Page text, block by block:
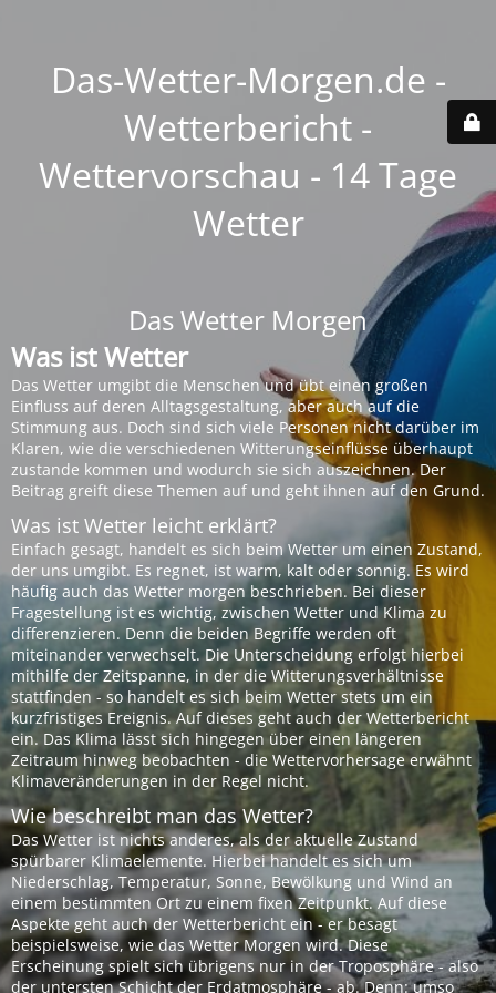
Das-Wetter-Morgen.de -
Wetterbericht -
Wettervorschau - 14 Tage
Wetter
Das Wetter Morgen
Was ist Wetter
Das Wetter umgibt die Menschen und übt einen großen
Einfluss auf deren Alltagsgestaltung, aber auch auf die
Stimmung aus. Doch sind sich viele Personen nicht darüber im
Klaren, wie die verschiedenen Witterungseinflüsse überhaupt
zustande kommen und wodurch sie sich auszeichnen. Der
Beitrag greift diese Themen auf und geht ihnen auf den Grund.
Was ist Wetter leicht erklärt?
Einfach gesagt, handelt es sich beim Wetter um einen Zustand,
der uns umgibt. Es regnet, ist warm, kalt oder sonnig. Es wird
häufig auch das Wetter morgen beschrieben. Bei dieser
Fragestellung ist es wichtig, zwischen Wetter und Klima zu
differenzieren. Denn die beiden Begriffe werden oft
miteinander verwechselt. Die Unterscheidung erfolgt hierbei
mithilfe der Zeitspanne, in der die Witterungsverhältnisse
stattfinden - so handelt es sich beim Wetter stets um ein
kurzfristiges Ereignis. Auf dieses geht auch der Wetterbericht
ein. Das Klima lässt sich hingegen über einen längeren
Zeitraum hinweg beobachten - die Wettervorhersage erwähnt
Klimaveränderungen in der Regel nicht.
Wie beschreibt man das Wetter?
Das Wetter ist nichts anderes, als der aktuelle Zustand
spürbarer Klimaelemente. Hierbei handelt es sich um
Niederschlag, Temperatur, Sonne, Bewölkung und Wind an
einem bestimmten Ort zu einem fixen Zeitpunkt. Auf diese
Aspekte geht auch der Wetterbericht ein - er besagt
beispielsweise, wie das Wetter Morgen wird. Diese
Erscheinung spielt sich übrigens nur in der Troposphäre - also
der untersten Schicht der Erdatmosphäre - ab. Denn: umso